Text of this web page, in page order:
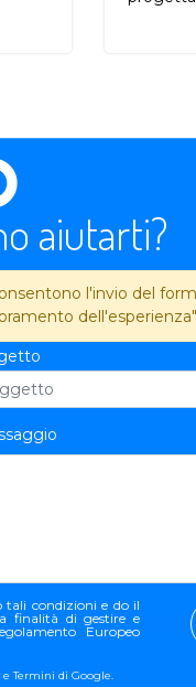
aiutarti?
l'invio del
tali condizioni e do il
finalità di gestire e
Europeo
eTermini di Google.